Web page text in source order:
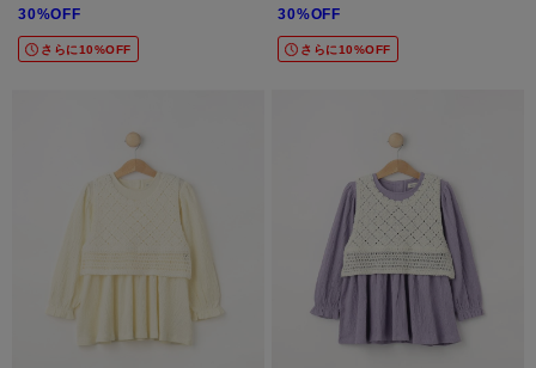
30%OFF
さらに10%OFF
30%OFF
さらに10%OFF